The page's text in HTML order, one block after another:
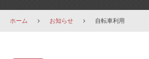
ホーム お知らせ 自転車利用